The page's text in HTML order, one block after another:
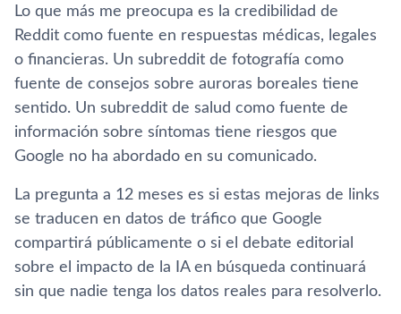
Lo que más me preocupa es la credibilidad de
Reddit como fuente en respuestas médicas, legales
o financieras. Un subreddit de fotografía como
fuente de consejos sobre auroras boreales tiene
sentido. Un subreddit de salud como fuente de
información sobre síntomas tiene riesgos que
Google no ha abordado en su comunicado.
La pregunta a 12 meses es si estas mejoras de links
se traducen en datos de tráfico que Google
compartirá públicamente o si el debate editorial
sobre el impacto de la IA en búsqueda continuará
sin que nadie tenga los datos reales para resolverlo.